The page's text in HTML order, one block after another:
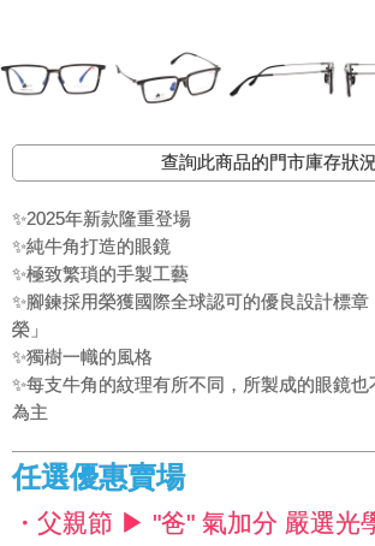
查詢此商品的門市庫存狀況
✨2025年新款隆重登場
✨純牛角打造的眼鏡
✨極致繁瑣的手製工藝
✨腳鍊採用榮獲國際全球認可的優良設計標章
榮」
✨獨樹一幟的風格
✨每支牛角的紋理有所不同，所製成的眼鏡
為主
任選優惠賣場